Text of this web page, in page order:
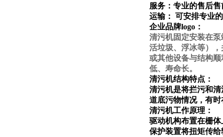
服务：专业的售后售
运输： 可安排专业
企业品牌logo：
清污机固定安装在
活垃圾、浮冰等）
或其他设备与结构
低、寿命长。
清污机结构特点：
清污机是将拦污和
道底污物情况，有
清污机工作原理：
驱动机构布置在栅
保护装置将扭矩传